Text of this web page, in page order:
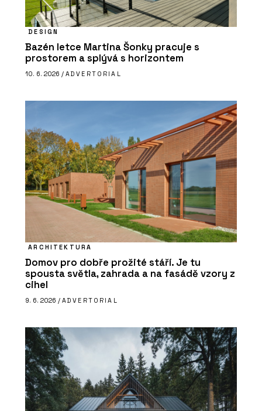
DESIGN
Bazén letce Martina Šonky pracuje s
prostorem a splývá s horizontem
10. 6. 2026 / ADVERTORIAL
ARCHITEKTURA
Domov pro dobře prožité stáří. Je tu
spousta světla, zahrada a na fasádě vzory z
cihel
9. 6. 2026 / ADVERTORIAL